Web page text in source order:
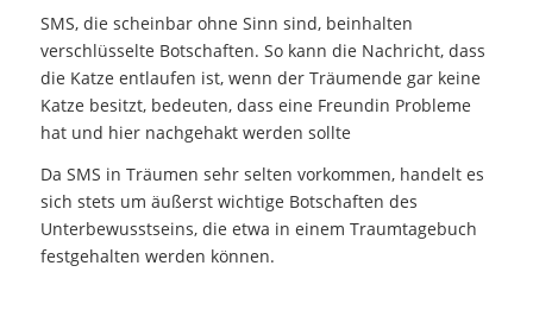
SMS, die scheinbar ohne Sinn sind, beinhalten
verschlüsselte Botschaften. So kann die Nachricht, dass
die Katze entlaufen ist, wenn der Träumende gar keine
Katze besitzt, bedeuten, dass eine Freundin Probleme
hat und hier nachgehakt werden sollte
Da SMS in Träumen sehr selten vorkommen, handelt es
sich stets um äußerst wichtige Botschaften des
Unterbewusstseins, die etwa in einem Traumtagebuch
festgehalten werden können.